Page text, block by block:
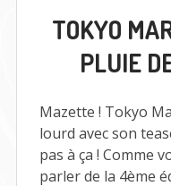
TOKYO
PLUIE
Mazette ! Tokyo
lourd avec son
pas à ça ! Comme
parler de la 4ème